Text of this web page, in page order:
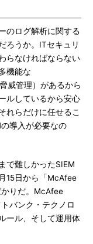
のログ解析に関する
ろうか。ITセキュリ
らなければならない
機能な
威管理）があるから
ルしているから安心
れらだけに任せるこ
導入が必要なの
で難しかったSIEM
15日から「McAfee
りだ。McAfee
バンク・テクノロ
ール、そして運用体